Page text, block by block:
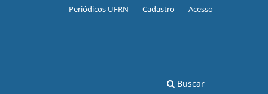
Buscar
Periódicos UFRN Cadastro Acesso